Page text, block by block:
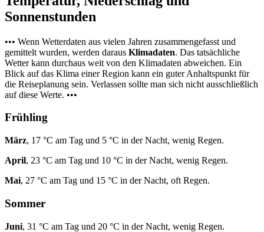
Sonnenstunden
••• Wenn Wetterdaten aus vielen Jahren zusammengefasst und
gemittelt wurden, werden daraus Klimadaten. Das tatsächliche
Wetter kann durchaus weit von den Klimadaten abweichen. Ein
Blick auf das Klima einer Region kann ein guter Anhaltspunkt für
die Reiseplanung sein. Verlassen sollte man sich nicht ausschließlich
auf diese Werte. •••
Frühling
März, 17 °C am Tag und 5 °C in der Nacht, wenig Regen.
April, 23 °C am Tag und 10 °C in der Nacht, wenig Regen.
Mai, 27 °C am Tag und 15 °C in der Nacht, oft Regen.
Sommer
Juni, 31 °C am Tag und 20 °C in der Nacht, wenig Regen.